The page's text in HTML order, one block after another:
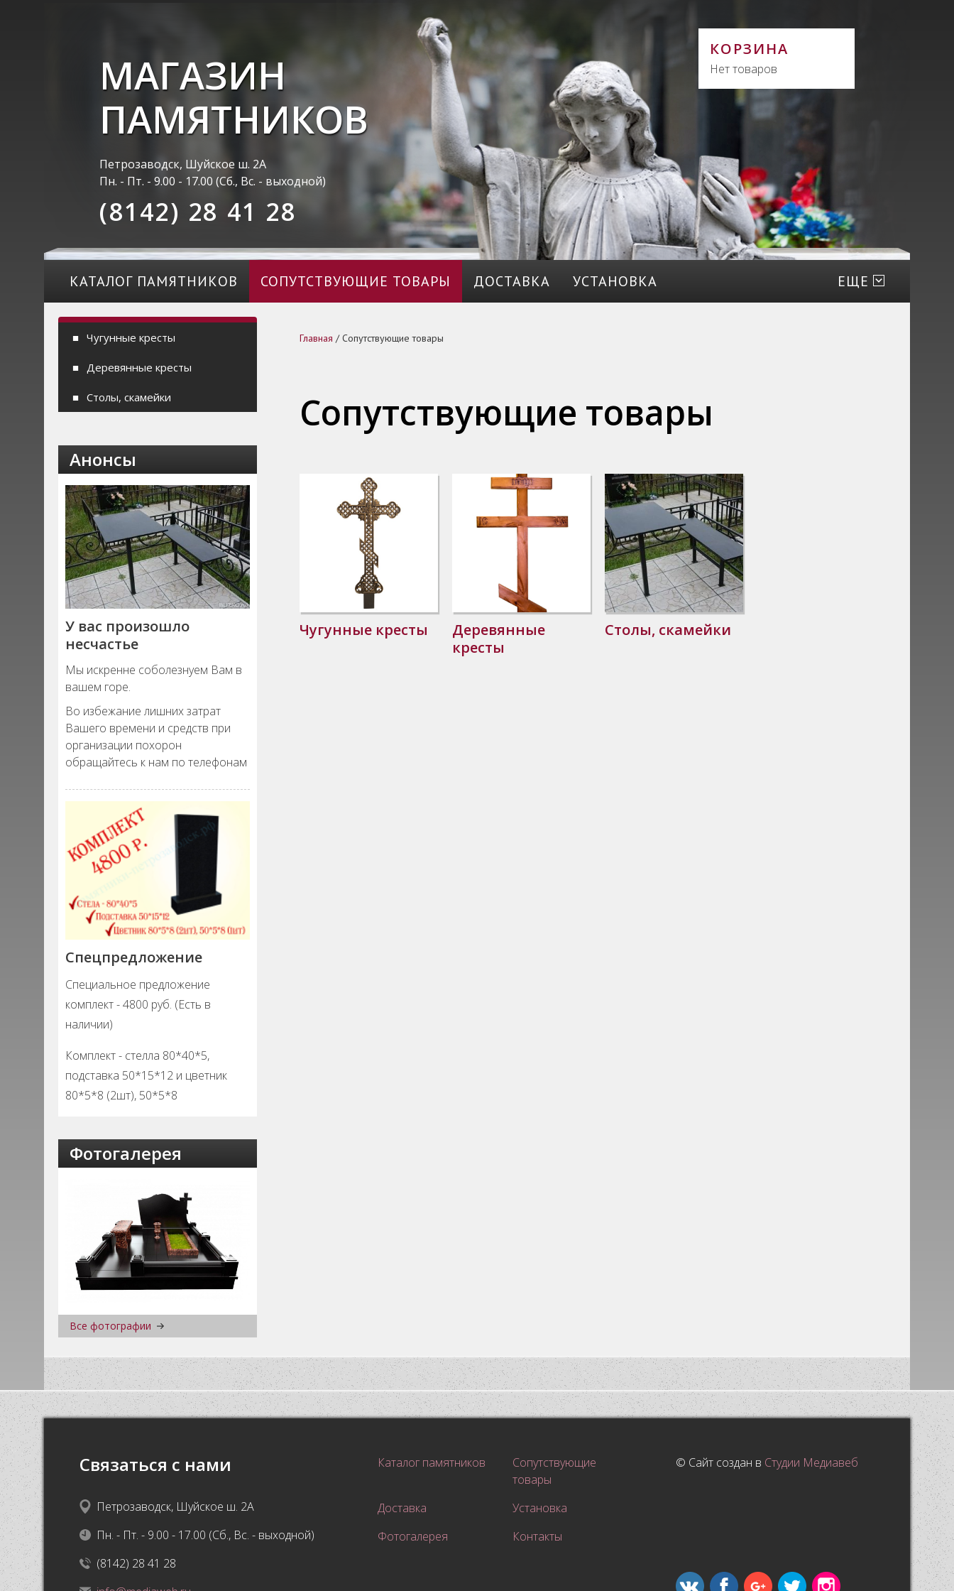
МАГАЗИН
ПАМЯТНИКОВ
Петрозаводск, Шуйское ш. 2А
Пн. - Пт. - 9.00 - 17.00 (Сб., Вс. - выходной)
(8142) 28 41 28
КОРЗИНА
Нет товаров
КАТАЛОГ ПАМЯТНИКОВ СОПУТСТВУЮЩИЕ ТОВАРЫ ДОСТАВКА УСТАНОВКА ЕЩЕ
Чугунные кресты
Деревянные кресты
Столы, скамейки
Анонсы
У вас произошло
несчастье
Мы искренне соболезнуем Вам в
вашем горе.
Во избежание лишних затрат
Вашего времени и средств при
организации похорон
обращайтесь к нам по телефонам
Спецпредложение
Специальное предложение
комплект - 4800 руб. (Есть в
наличии)
Комплект - стелла 80*40*5,
подставка 50*15*12 и цветник
80*5*8 (2шт), 50*5*8
Фотогалерея
Все фотографии
Главная /Сопутствующие товары
Сопутствующие товары
Чугунные кресты
Деревянные
кресты
Столы, скамейки
Связаться с нами
Петрозаводск, Шуйское ш. 2А
Пн. - Пт. - 9.00 - 17.00 (Сб., Вс. - выходной)
(8142) 28 41 28
Каталог памятников
Сопутствующие
товары
Доставка
Установка
Фотогалерея
Контакты
© Сайт создан в Студии Медиавеб